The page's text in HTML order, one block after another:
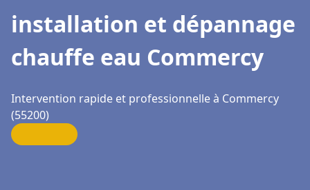
installation et dépannage
chauffe eau Commercy
Intervention rapide et professionnelle à Commercy
(55200)